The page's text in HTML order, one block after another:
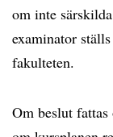
om inte
examinator
fakulteten.
Om beslut